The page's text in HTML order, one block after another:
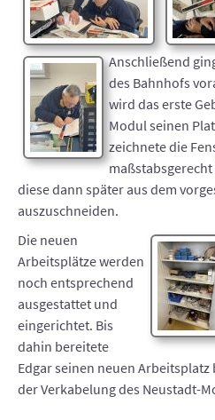
Anschließend
des Bahnhofs
wird das erste
Modul seinen
zeichnete die
diese dann später aus dem
auszuschneiden.
Die neuen
Arbeitsplätze werden
noch entsprechend
ausgestattet und
eingerichtet. Bis
dahin bereitete
Edgar seinen neuen
der Verkabelung des Neustadt-